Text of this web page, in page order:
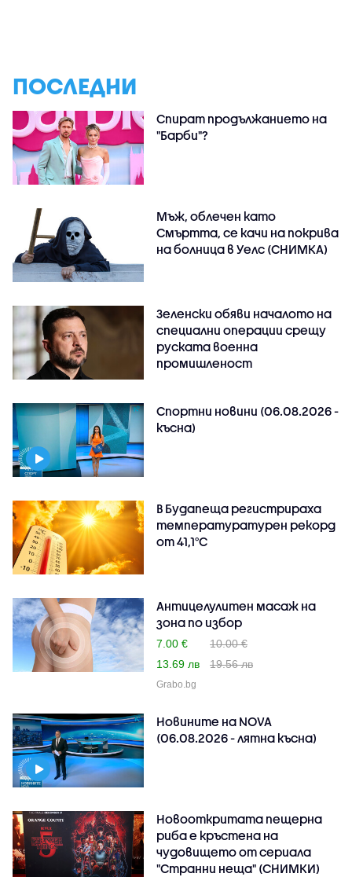
ПОСЛЕДНИ
Спират продължанието на
"Барби"?
Мъж, облечен като
Смъртта, се качи на покрива
на болница в Уелс (СНИМКА)
Зеленски обяви началото на
специални операции срещу
руската военна
промишленост
Спортни новини (06.08.2026 -
късна)
В Будапеща регистрираха
температуратурен рекорд
от 41,1°C
Антицелулитен масаж на
зона по избор
7.00 €
10.00 €
13.69 лв
19.56 лв
Grabo.bg
Новините на NOVA
(06.08.2026 - лятна късна)
Новооткритата пещерна
риба е кръстена на
чудовището от сериала
"Странни неща" (СНИМКИ)